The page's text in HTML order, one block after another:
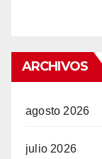
ARCHIVOS
agosto 2026
julio 2026